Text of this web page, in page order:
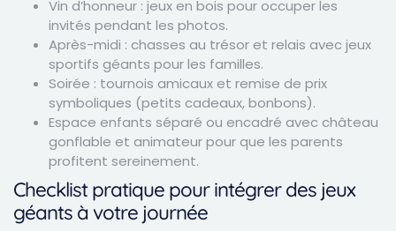
Vin d’honneur : jeux en bois pour occuper les
invités pendant les photos.
Après-midi : chasses au trésor et relais avec jeux
sportifs géants pour les familles.
Soirée : tournois amicaux et remise de prix
symboliques (petits cadeaux, bonbons).
Espace enfants séparé ou encadré avec château
gonflable et animateur pour que les parents
profitent sereinement.
Checklist pratique pour intégrer des jeux
géants à votre journée